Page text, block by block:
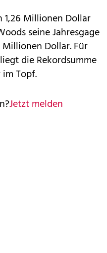
1,26 Millionen Dollar
seine Jahresgage
Millionen Dollar. Für
die Rekordsumme
Topf.
Jetzt melden